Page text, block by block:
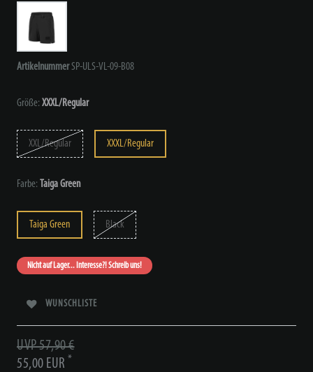
ArtikelnummerSP-ULS-VL-09-B08
Größe: XXXL/Regular
XXL/Regular XXXL/Regular
Farbe: Taiga Green
Taiga Green Black
Nicht auf Lager... Interesse?! Schreib uns!
WUNSCHLISTE
UVP 57,90 €
55,00 EUR *